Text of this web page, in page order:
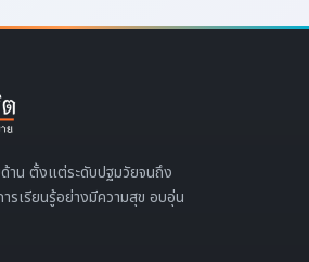
น ตั้งแต่ระดับปฐมวัยจนถึง
รเรียนรู้อย่างมีความสุข อบอุ่น